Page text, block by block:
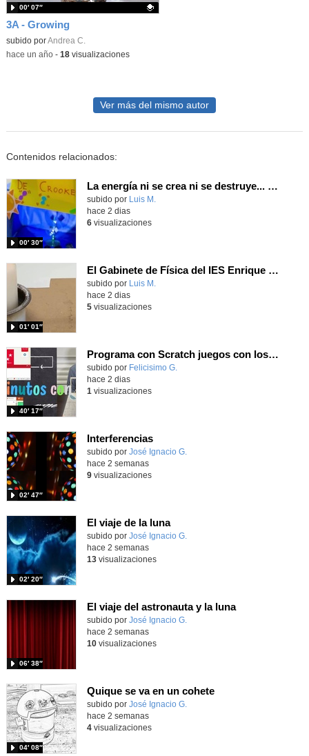
3A - Growing
Contenido educativo.
subido porAndrea C.
00′ 07″
-hace un año- 18visualizaciones
Ver más del mismo autor
Contenidos relacionados:
La energía ni se crea ni se destruye... ¡se experimenta! El Tierno en la Feria Madrid es Ciencia 2026
Contenido educativo.
subido por Luis M.
00′ 30″
hace 2 dias
6visualizaciones
El Gabinete de Física del IES Enrique Tierno Galván de Parla (Curso 25-26)
Contenido educativo.
subido por Luis M.
01′ 01″
hace 2 dias
5visualizaciones
Programa con Scratch juegos con los partidos del mundial 2026 ganados por España
Contenido educativo.
subido por Felicisimo G.
40′ 17″
hace 2 dias
1 visualizaciones
Interferencias
Contenido educativo.
subido por José Ignacio G.
02′ 47″
hace 2 semanas
9visualizaciones
El viaje de la luna
Contenido educativo.
subido por José Ignacio G.
02′ 20″
hace 2 semanas
13visualizaciones
El viaje del astronauta y la luna
Contenido educativo.
subido por José Ignacio G.
06′ 38″
hace 2 semanas
10visualizaciones
Quique se va en un cohete
Contenido educativo.
subido por José Ignacio G.
04′ 08″
hace 2 semanas
4visualizaciones